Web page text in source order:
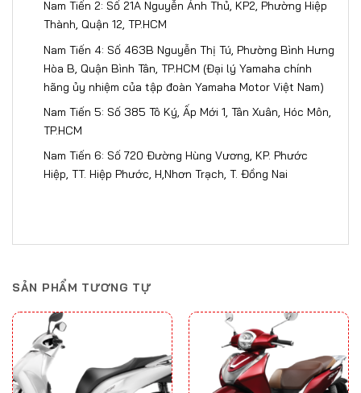
Nam Tiến 2: Số 21A Nguyễn Ảnh Thủ, KP2, Phường Hiệp
Thành, Quận 12, TP.HCM
Nam Tiến 4: Số 463B Nguyễn Thị Tú, Phường Bình Hưng
Hòa B, Quận Bình Tân, TP.HCM (Đại lý Yamaha chính
hãng ủy nhiệm của tập đoàn Yamaha Motor Việt Nam)
Nam Tiến 5: Số 385 Tô Ký, Ấp Mới 1, Tân Xuân, Hóc Môn,
TP.HCM
Nam Tiến 6: Số 720 Đường Hùng Vương, KP. Phước
Hiệp, TT. Hiệp Phước, H,Nhơn Trạch, T. Đồng Nai​​​
SẢN PHẨM TƯƠNG TỰ